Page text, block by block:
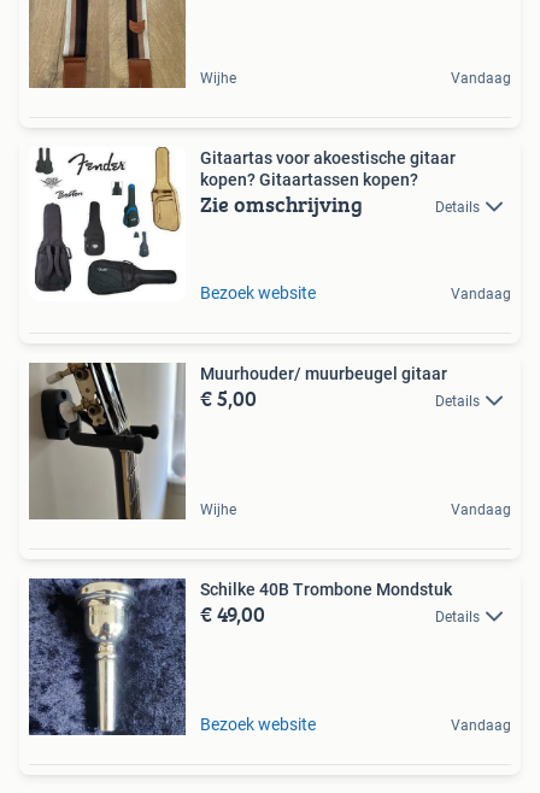
Wijhe Vandaag
Gitaartas voor akoestische gitaar
kopen? Gitaartassen kopen?
Zie omschrijving Details
Bezoek website Vandaag
Muurhouder/ muurbeugel gitaar
€ 5,00 Details
Wijhe Vandaag
Schilke 40B Trombone Mondstuk
€ 49,00 Details
Bezoek website Vandaag